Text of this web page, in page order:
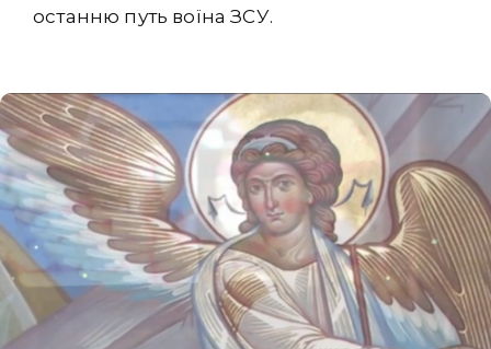
останню путь воїна ЗСУ.